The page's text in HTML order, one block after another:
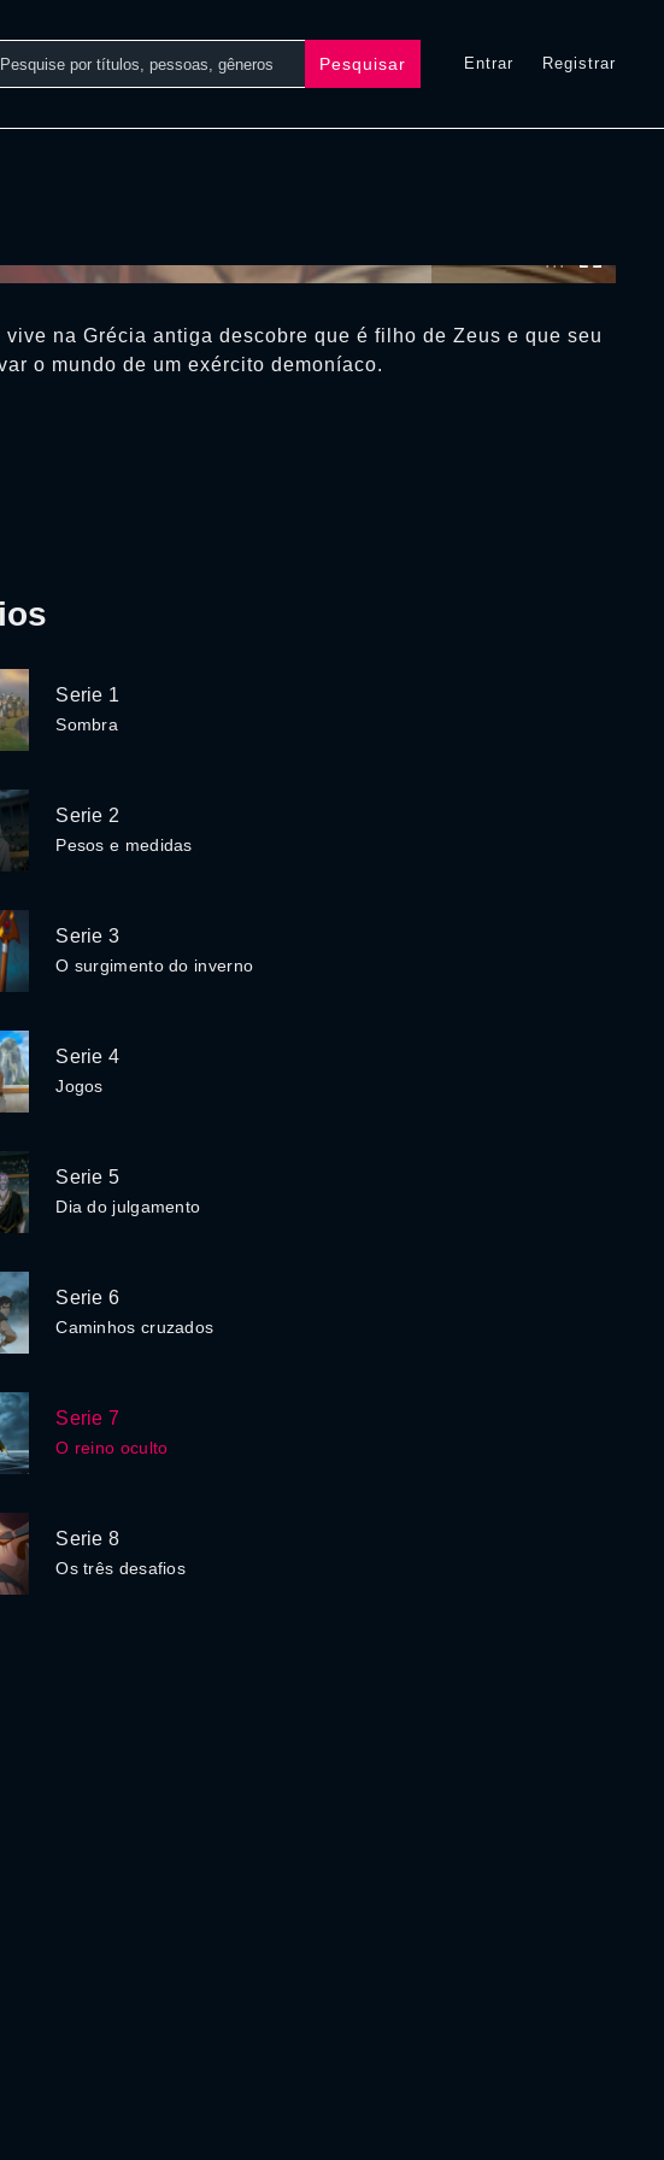
Pesquisar Entrar Registrar
vive na Grécia antiga descobre que é filho de Zeus e que seu
o mundo de um exército demoníaco.
Serie 1
Sombra
Serie 2
Pesos e medidas
Serie 3
O surgimento do inverno
Serie 4
Jogos
Serie 5
Dia do julgamento
Serie 6
Caminhos cruzados
Serie 7
O reino oculto
Serie 8
Os três desafios